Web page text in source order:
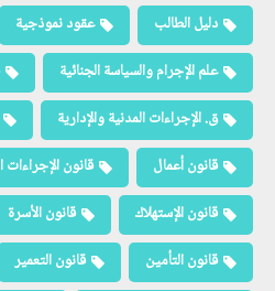
دليل الطالب
عقود نموذجية
علم الإجرام والسياسة الجنائية
ق. الإجراءات المدنية والإدارية
قانون أعمال
قانون الإجراءات
قانون الإستهلاك
قانون الأسرة
قانون التأمين
قانون التعمير